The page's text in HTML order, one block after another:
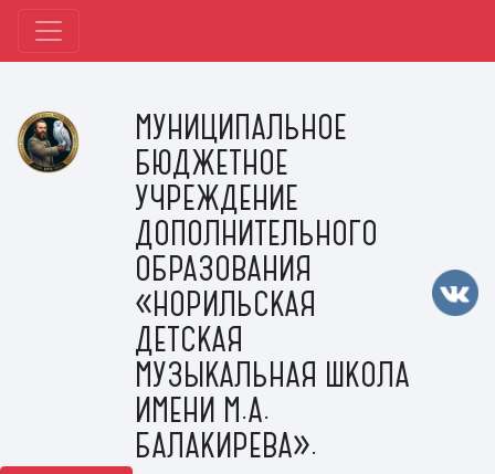
МУНИЦИПАЛЬНОЕ
БЮДЖЕТНОЕ
УЧРЕЖДЕНИЕ
ДОПОЛНИТЕЛЬНОГО
ОБРАЗОВАНИЯ
«НОРИЛЬСКАЯ
ДЕТСКАЯ
МУЗЫКАЛЬНАЯ ШКОЛА
ИМЕНИ М.А.
БАЛАКИРЕВА».